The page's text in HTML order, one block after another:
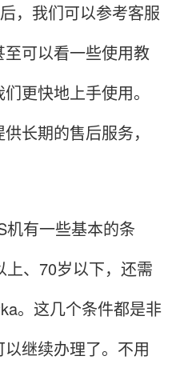
，我们可以参考客服
可以看一些使用教
更快地上手使用。
长期的售后服务，
有一些基本的条
、70岁以下，还需
。这几个条件都是非
继续办理了。不用